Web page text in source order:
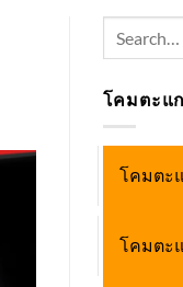
โคมตะแ
โคมตะ
โคมตะ